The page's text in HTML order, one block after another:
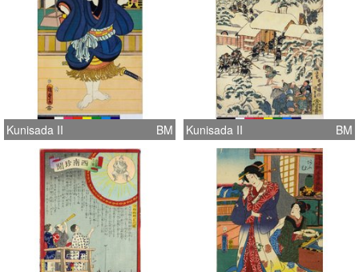
Kunisada II BM Kunisada II BM